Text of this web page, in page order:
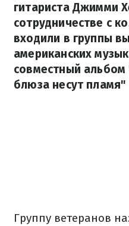
гитариста Джимми
сотрудничестве с
входили в группы
американских
совместный
блюза несут пламя"
Группу ветеранов